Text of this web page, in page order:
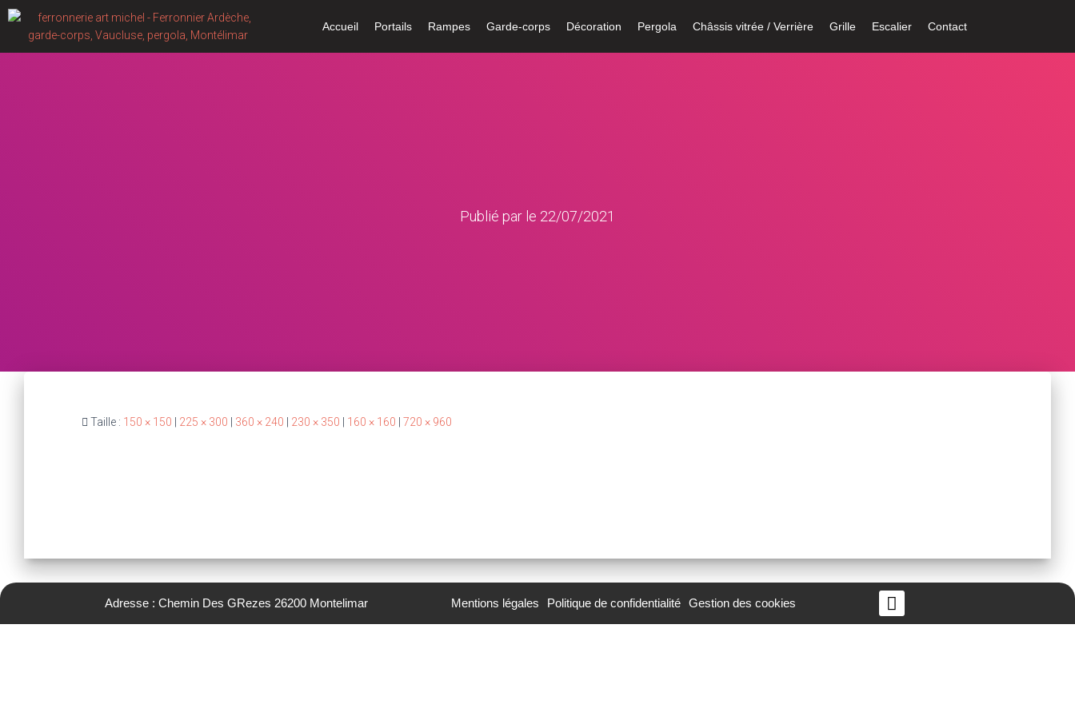
Accueil Portails Rampes Garde-corps Décoration Pergola Châssis vitrée / Verrière Grille Escalier Contact
Publié par le 22/07/2021
Taille : 150 × 150 225 × 300 360 × 240 230 × 350 160 × 160 720 × 960
Adresse : Chemin Des GRezes 26200 Montelimar Mentions légales Politique de confidentialité Gestion des cookies